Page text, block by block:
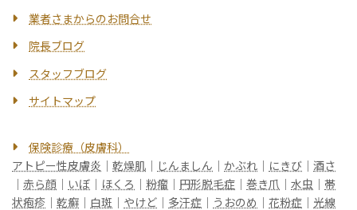
業者さまからのお問合せ
院長ブログ
スタッフブログ
サイトマップ
保険診療（皮膚科）
アトピー性皮膚炎
乾燥肌 じんましん かぶれ にきび
酒さ
赤ら顔 いぼ ほくろ 粉瘤 円形脱毛症 巻き爪 水虫
帯
状疱疹
乾癬 白斑 やけど 多汗症 うおのめ 花粉症
光線